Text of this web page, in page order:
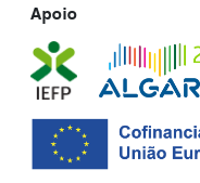
Apoio